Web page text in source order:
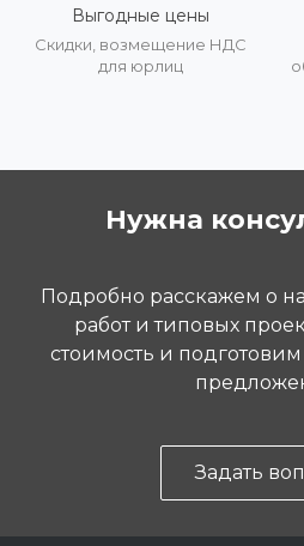
Выгодные цены
Скидки, возмещение НДС
для юрлиц
Нужна
Подробно расскажем о
работ и типовых
стоимость и
Задать